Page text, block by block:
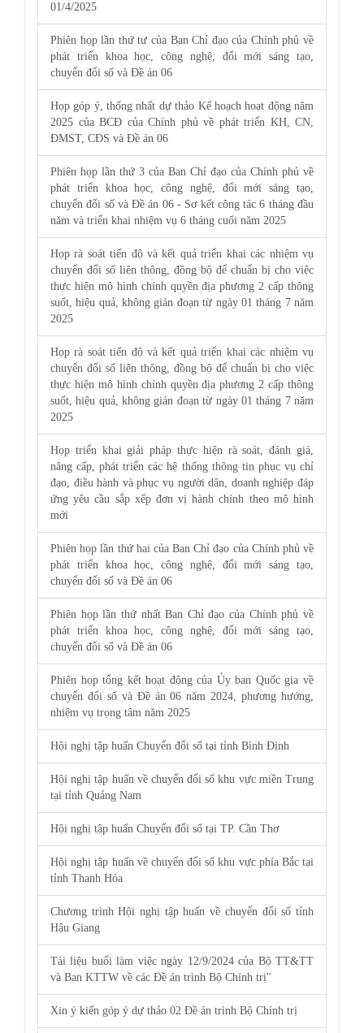
01/4/2025
Phiên họp lần thứ tư của Ban Chỉ đạo của Chính phủ về
phát triển khoa học, công nghệ, đổi mới sáng tạo,
chuyển đổi số và Đề án 06
Họp góp ý, thống nhất dự thảo Kế hoạch hoạt động năm
2025 của BCĐ của Chính phủ về phát triển KH, CN,
ĐMST, CĐS và Đề án 06
Phiên họp lần thứ 3 của Ban Chỉ đạo của Chính phủ về
phát triển khoa học, công nghệ, đổi mới sáng tạo,
chuyển đổi số và Đề án 06 - Sơ kết công tác 6 tháng đầu
năm và triển khai nhiệm vụ 6 tháng cuối năm 2025
Họp rà soát tiến độ và kết quả triển khai các nhiệm vụ
chuyển đổi số liên thông, đồng bộ để chuẩn bị cho việc
thực hiện mô hình chính quyền địa phương 2 cấp thông
suốt, hiệu quả, không gián đoạn từ ngày 01 tháng 7 năm
2025
Họp rà soát tiến độ và kết quả triển khai các nhiệm vụ
chuyển đổi số liên thông, đồng bộ để chuẩn bị cho việc
thực hiện mô hình chính quyền địa phương 2 cấp thông
suốt, hiệu quả, không gián đoạn từ ngày 01 tháng 7 năm
2025
Họp triển khai giải pháp thực hiện rà soát, đánh giá,
nâng cấp, phát triển các hệ thống thông tin phục vụ chỉ
đạo, điều hành và phục vụ người dân, doanh nghiệp đáp
ứng yêu cầu sắp xếp đơn vị hành chính theo mô hình
mới
Phiên họp lần thứ hai của Ban Chỉ đạo của Chính phủ về
phát triển khoa học, công nghệ, đổi mới sáng tạo,
chuyển đổi số và Đề án 06
Phiên họp lần thứ nhất Ban Chỉ đạo của Chính phủ về
phát triển khoa học, công nghệ, đổi mới sáng tạo,
chuyển đổi số và Đề án 06
Phiên họp tổng kết hoạt động của Ủy ban Quốc gia về
chuyển đổi số và Đề án 06 năm 2024, phương hướng,
nhiệm vụ trọng tâm năm 2025
Hội nghị tập huấn Chuyển đổi số tại tỉnh Bình Định
Hội nghị tập huấn về chuyển đổi số khu vực miền Trung
tại tỉnh Quảng Nam
Hội nghị tập huấn Chuyển đổi số tại TP. Cần Thơ
Hội nghị tập huấn về chuyển đổi số khu vực phía Bắc tại
tỉnh Thanh Hóa
Chương trình Hội nghị tập huấn về chuyển đổi số tỉnh
Hậu Giang
Tài liệu buổi làm việc ngày 12/9/2024 của Bộ TT&TT
và Ban KTTW về các Đề án trình Bộ Chính trị"
Xin ý kiến góp ý dự thảo 02 Đề án trình Bộ Chính trị